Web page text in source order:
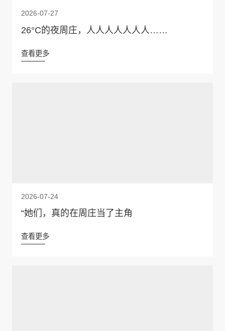
2026-07-27
26°C的夜周庄，人人人人人人人……
查看更多
2026-07-24
“她们，真的在周庄当了主角
查看更多